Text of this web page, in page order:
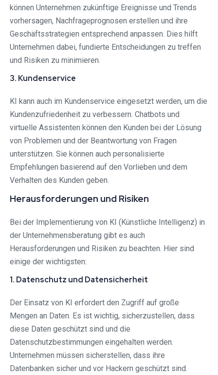
können Unternehmen zukünftige Ereignisse und Trends
vorhersagen, Nachfrageprognosen erstellen und ihre
Geschäftsstrategien entsprechend anpassen. Dies hilft
Unternehmen dabei, fundierte Entscheidungen zu treffen
und Risiken zu minimieren.
3. Kundenservice
KI kann auch im Kundenservice eingesetzt werden, um die
Kundenzufriedenheit zu verbessern. Chatbots und
virtuelle Assistenten können den Kunden bei der Lösung
von Problemen und der Beantwortung von Fragen
unterstützen. Sie können auch personalisierte
Empfehlungen basierend auf den Vorlieben und dem
Verhalten des Kunden geben.
Herausforderungen und Risiken
Bei der Implementierung von KI (Künstliche Intelligenz) in
der Unternehmensberatung gibt es auch
Herausforderungen und Risiken zu beachten. Hier sind
einige der wichtigsten:
1. Datenschutz und Datensicherheit
Der Einsatz von KI erfordert den Zugriff auf große
Mengen an Daten. Es ist wichtig, sicherzustellen, dass
diese Daten geschützt sind und die
Datenschutzbestimmungen eingehalten werden.
Unternehmen müssen sicherstellen, dass ihre
Datenbanken sicher und vor Hackern geschützt sind.